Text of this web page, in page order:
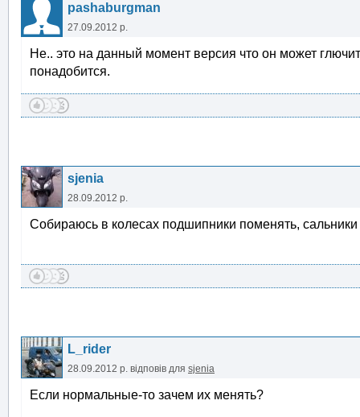
pashaburgman
27.09.2012 р.
Не.. это на данный момент версия что он может
понадобится.
sjenia
28.09.2012 р.
Собираюсь в колесах подшипники поменять,
L_rider
28.09.2012 р. відповів для sjenia
Если нормальные-то зачем их менять?